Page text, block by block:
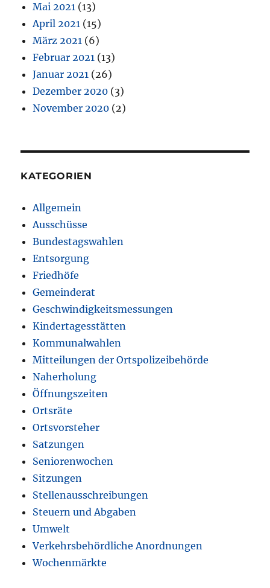
Mai 2021 (13)
April 2021 (15)
März 2021 (6)
Februar 2021 (13)
Januar 2021 (26)
Dezember 2020 (3)
November 2020 (2)
KATEGORIEN
Allgemein
Ausschüsse
Bundestagswahlen
Entsorgung
Friedhöfe
Gemeinderat
Geschwindigkeitsmessungen
Kindertagesstätten
Kommunalwahlen
Mitteilungen der Ortspolizeibehörde
Naherholung
Öffnungszeiten
Ortsräte
Ortsvorsteher
Satzungen
Seniorenwochen
Sitzungen
Stellenausschreibungen
Steuern und Abgaben
Umwelt
Verkehrsbehördliche Anordnungen
Wochenmärkte